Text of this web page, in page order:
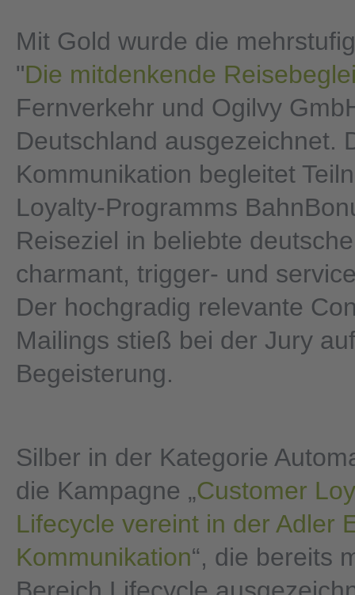
Mit Gold wurde die
"Die mitdenkende
Fernverkehr und Ogilvy
Deutschland ausgezeichnet.
Kommunikation begleitet
Loyalty-Programms
Reiseziel in beliebte
charmant, trigger- und
Der hochgradig relevante
Mailings stieß bei der Jury auf
Begeisterung.
Silber in der Kategorie
die Kampagne „Customer
Lifecycle vereint in der Adler
Kommunikation“, die bereits